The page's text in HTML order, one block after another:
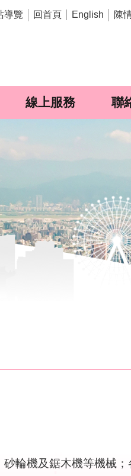
導覽
回首頁 English 陳
線上服務 聯
輪機及鋸木機等機械